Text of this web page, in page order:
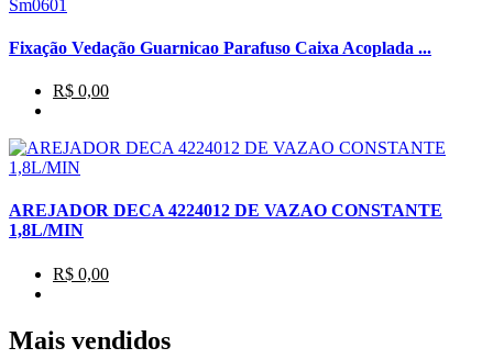
Fixação Vedação Guarnicao Parafuso Caixa Acoplada ...
R$ 0,00
AREJADOR DECA 4224012 DE VAZAO CONSTANTE
1,8L/MIN
R$ 0,00
Mais vendidos